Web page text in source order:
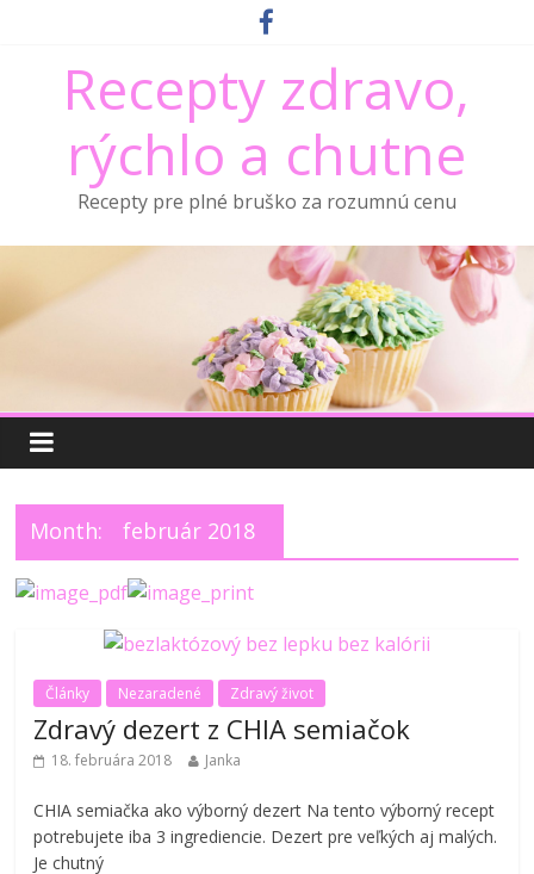
Recepty zdravo,
rýchlo a chutne
Recepty pre plné bruško za rozumnú cenu
Month: február 2018
Články Nezaradené Zdravý život
Zdravý dezert z CHIA semiačok
18. februára 2018 Janka
CHIA semiačka ako výborný dezert Na tento výborný recept
potrebujete iba 3 ingrediencie. Dezert pre veľkých aj malých.
Je chutný